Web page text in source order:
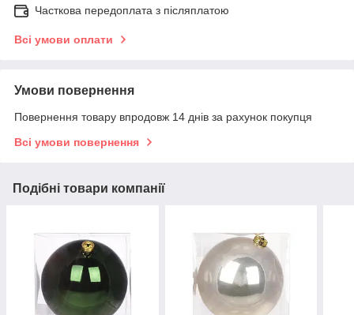
Часткова передоплата з післяплатою
Всі умови оплати
Умови повернення
Повернення товару впродовж 14 днів за рахунок покупця
Всі умови повернення
Подібні товари компанії